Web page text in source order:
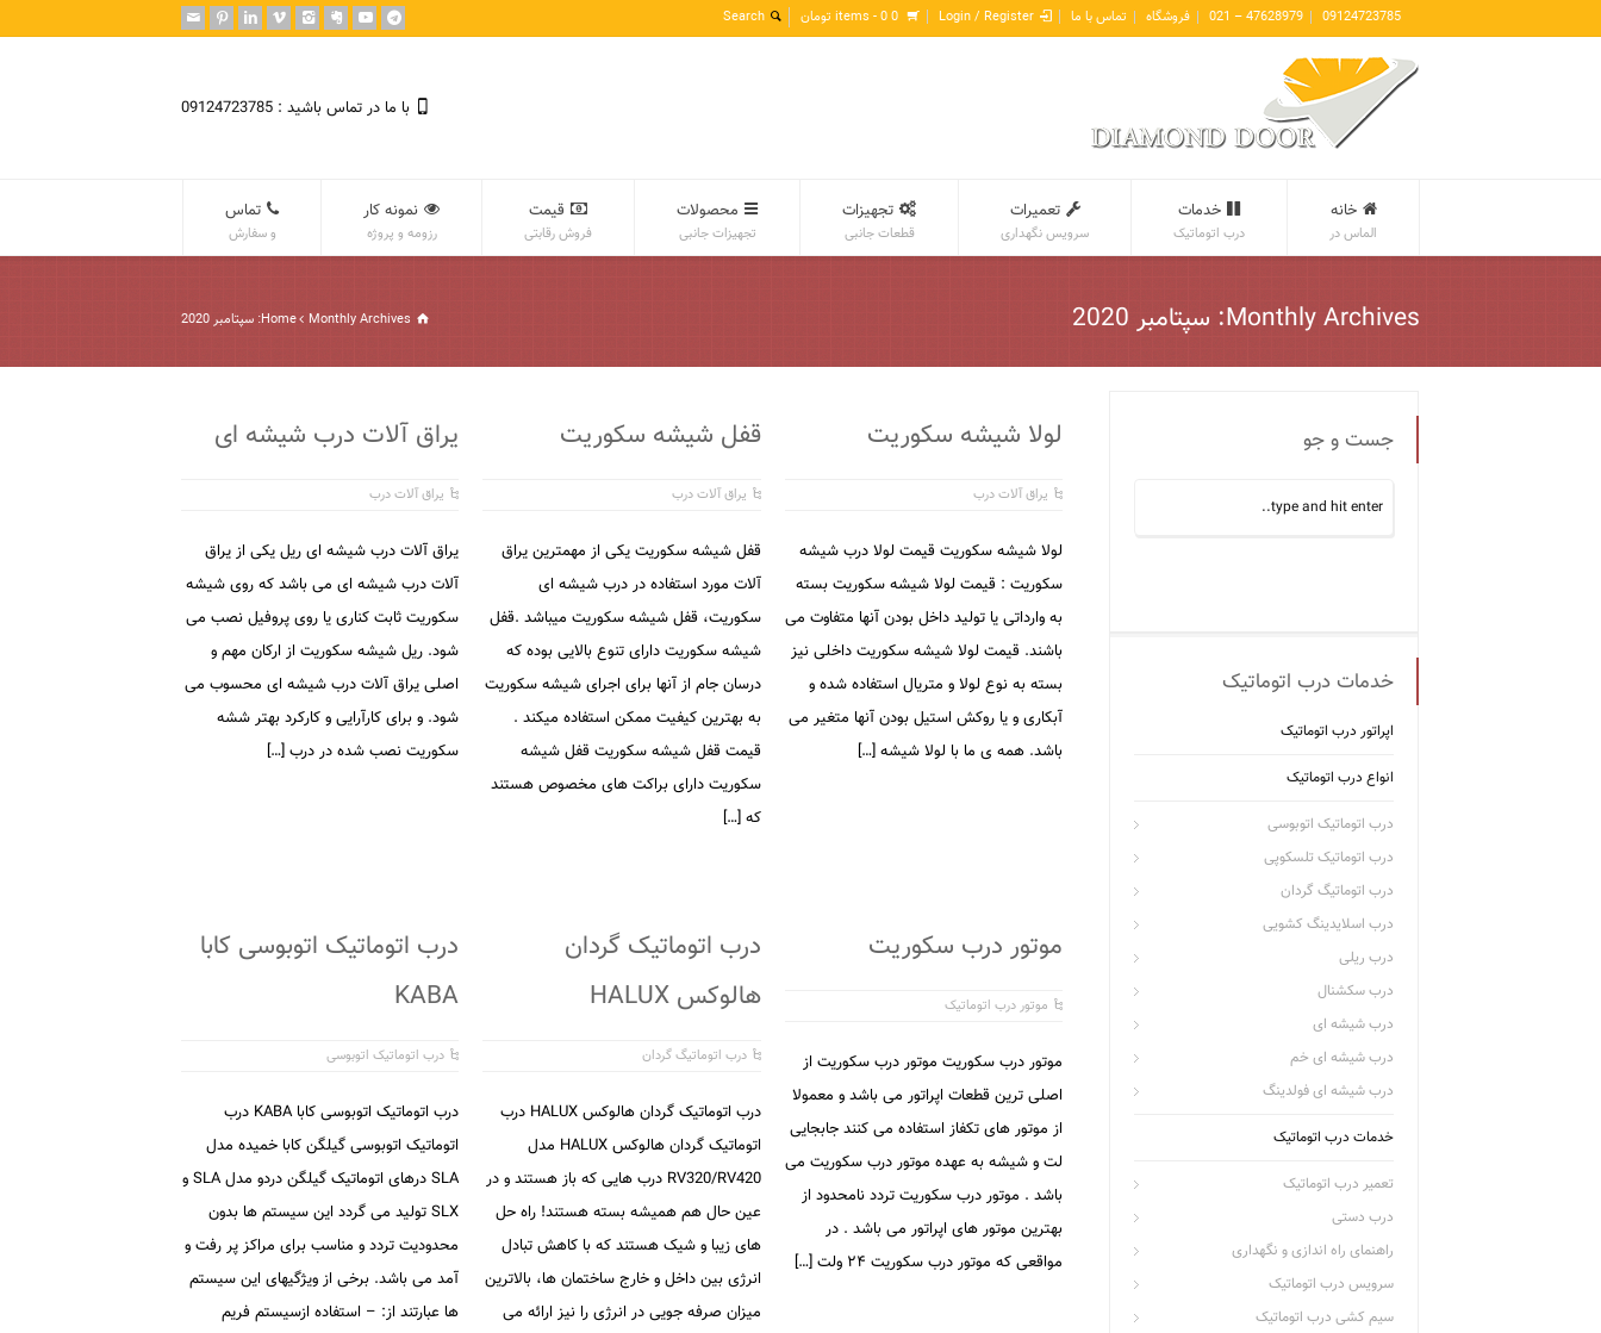
09124723785
47628979 – 021 فروشگاه تماس با ما Login / Register
0 items -
0 تومان
با ما در تماس باشید : 09124723785
خانه
الماس در
خدمات
درب اتوماتیک
تعمیرات
سرویس نگهداری
تجهیزات
قطعات جانبی
محصولات
تجهیزات جانبی
قیمت
فروش رقابتی
نمونه کار
رزومه و پروژه
تماس
و سفارش
Monthly Archives: سپتامبر 2020 Home Monthly Archives: سپتامبر 2020
لولا شیشه سکوریت
یراق آلات درب
لولا شیشه سکوریت قیمت لولا درب شیشه
سکوریت : قیمت لولا شیشه سکوریت بسته
به وارداتی یا تولید داخل بودن آنها متفاوت می
باشند. قیمت لولا شیشه سکوریت داخلی نیز
بسته به نوع لولا و متریال استفاده شده و
آبکاری و یا روکش استیل بودن آنها متغیر می
باشد. همه ی ما با لولا شیشه […]
قفل شیشه سکوریت
یراق آلات درب
قفل شیشه سکوریت یکی از مهمترین یراق
آلات مورد استفاده در درب شیشه ای
سکوریت، قفل شیشه سکوریت میباشد .قفل
شیشه سکوریت دارای تنوع بالایی بوده که
درسان جام از آنها برای اجرای شیشه سکوریت
به بهترین کیفیت ممکن استفاده میکند .
قیمت قفل شیشه سکوریت قفل شیشه
سکوریت دارای براکت های مخصوص هستند
که […]
یراق آلات درب شیشه ای
یراق آلات درب
یراق آلات درب شیشه ای ریل یکی از یراق
آلات درب شیشه ای می باشد که روی شیشه
سکوریت ثابت کناری یا روی پروفیل نصب می
شود. ریل شیشه سکوریت از ارکان مهم و
اصلی یراق آلات درب شیشه ای محسوب می
شود. و برای کارآرایی و کارکرد بهتر ششه
سکوریت نصب شده در درب […]
موتور درب سکوریت
موتور درب اتوماتیک
موتور درب سکوریت موتور درب سکوریت از
اصلی ترین قطعات اپراتور می باشد و معمولا
از موتور های تکفاز استفاده می کنند جابجایی
لت و شیشه به عهده موتور درب سکوریت می
باشد . موتور درب سکوریت تردد نامحدود از
بهترین موتور های اپراتور می باشد . در
مواقعی که موتور درب سکوریت ۲۴ ولت […]
درب اتوماتیک گردان
هالوکس HALUX
درب اتوماتیگ گردان
درب اتوماتیک گردان هالوکس HALUX درب
اتوماتیک گردان هالوکس HALUX مدل
RV320/RV420 درب هایی که باز هستند و در
عین حال هم همیشه بسته هستند! راه حل
های زیبا و شیک هستند که با کاهش تبادل
انرژی بین داخل و خارج ساختمان ها، بالاترین
میزان صرفه جویی در انرژی را نیز ارائه می
درب اتوماتیک اتوبوسی کابا
KABA
درب اتوماتیک اتوبوسی
درب اتوماتیک اتوبوسی کابا KABA درب
اتوماتیک اتوبوسی گیلگن کابا خمیده مدل
SLA درهای اتوماتیک گیلگن دردو مدل SLA و
SLX تولید می گردد این سیستم ها بدون
محدودیت تردد و مناسب برای مراكز پر رفت و
آمد می باشد. برخی از ویژگیهای این سیستم
ها عبارتند از: – استفاده ازسیستم فریم
جست و جو
خدمات درب اتوماتیک
اپراتور درب اتوماتیک
انواع درب اتوماتیک
درب اتوماتیک اتوبوسی
درب اتوماتیک تلسکوپی
درب اتوماتیگ گردان
درب اسلایدینگ کشویی
درب ریلی
درب سکشنال
درب شیشه ای
درب شیشه ای خم
درب شیشه ای فولدینگ
خدمات درب اتوماتیک
تعمیر درب اتوماتیک
درب دستی
راهنمای راه اندازی و نگهداری
سرویس درب اتوماتیک
سیم کشی درب اتوماتیک